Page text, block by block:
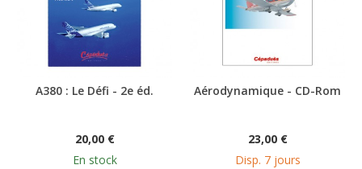
A380 : Le Défi - 2e éd.
20,00 €
En stock
Aérodynamique - CD-Rom
23,00 €
Disp. 7 jours